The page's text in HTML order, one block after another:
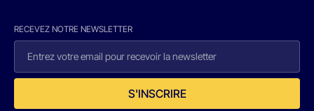
RECEVEZ NOTRE NEWSLETTER
S'INSCRIRE